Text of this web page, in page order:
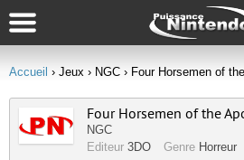
Accueil › Jeux › NGC › Four Horsemen of
Four Horsemen of the
NGC
Editeur 3DO Genre Horreur